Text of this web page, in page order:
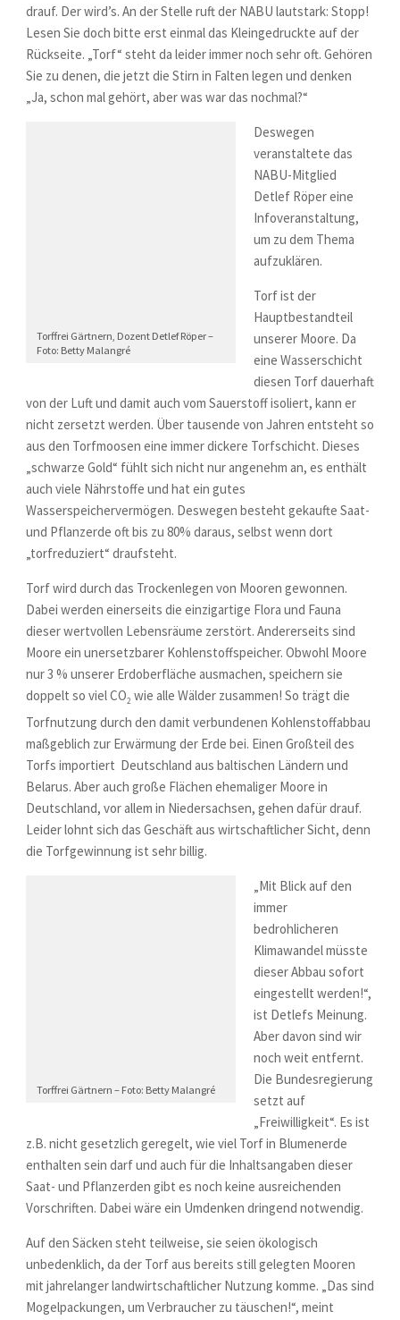
drauf. Der wird’s. An der Stelle ruft der NABU lautstark: Stopp!
Lesen Sie doch bitte erst einmal das Kleingedruckte auf der
Rückseite. „Torf“ steht da leider immer noch sehr oft. Gehören
Sie zu denen, die jetzt die Stirn in Falten legen und denken
„Ja, schon mal gehört, aber was war das nochmal?“
Torffrei Gärtnern, Dozent Detlef Röper –
Foto: Betty Malangré
Deswegen
veranstaltete das
NABU-Mitglied
Detlef Röper eine
Infoveranstaltung,
um zu dem Thema
aufzuklären.
Torf ist der
Hauptbestandteil
unserer Moore. Da
eine Wasserschicht
diesen Torf dauerhaft
von der Luft und damit auch vom Sauerstoff isoliert, kann er
nicht zersetzt werden. Über tausende von Jahren entsteht so
aus den Torfmoosen eine immer dickere Torfschicht. Dieses
„schwarze Gold“ fühlt sich nicht nur angenehm an, es enthält
auch viele Nährstoffe und hat ein gutes
Wasserspeichervermögen. Deswegen besteht gekaufte Saat-
und Pflanzerde oft bis zu 80% daraus, selbst wenn dort
„torfreduziert“ draufsteht.
Torf wird durch das Trockenlegen von Mooren gewonnen.
Dabei werden einerseits die einzigartige Flora und Fauna
dieser wertvollen Lebensräume zerstört. Andererseits sind
Moore ein unersetzbarer Kohlenstoffspeicher. Obwohl Moore
nur 3 % unserer Erdoberfläche ausmachen, speichern sie
doppelt so viel CO2 wie alle Wälder zusammen! So trägt die
Torfnutzung durch den damit verbundenen Kohlenstoffabbau
maßgeblich zur Erwärmung der Erde bei. Einen Großteil des
Torfs importiert Deutschland aus baltischen Ländern und
Belarus. Aber auch große Flächen ehemaliger Moore in
Deutschland, vor allem in Niedersachsen, gehen dafür drauf.
Leider lohnt sich das Geschäft aus wirtschaftlicher Sicht, denn
die Torfgewinnung ist sehr billig.
Torffrei Gärtnern – Foto: Betty Malangré
„Mit Blick auf den
immer
bedrohlicheren
Klimawandel müsste
dieser Abbau sofort
eingestellt werden!“,
ist Detlefs Meinung.
Aber davon sind wir
noch weit entfernt.
Die Bundesregierung
setzt auf
„Freiwilligkeit“. Es ist
z.B. nicht gesetzlich geregelt, wie viel Torf in Blumenerde
enthalten sein darf und auch für die Inhaltsangaben dieser
Saat- und Pflanzerden gibt es noch keine ausreichenden
Vorschriften. Dabei wäre ein Umdenken dringend notwendig.
Auf den Säcken steht teilweise, sie seien ökologisch
unbedenklich, da der Torf aus bereits still gelegten Mooren
mit jahrelanger landwirtschaftlicher Nutzung komme. „Das sind
Mogelpackungen, um Verbraucher zu täuschen!“, meint